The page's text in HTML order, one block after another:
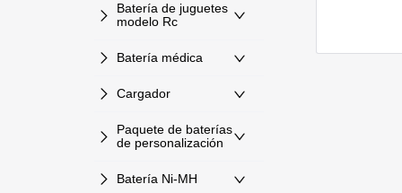
Batería de juguetes
modelo Rc
Batería médica
Cargador
Paquete de baterías
de personalización
Batería Ni-MH